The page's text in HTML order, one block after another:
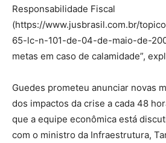
Responsabilidade Fiscal
(https://www.jusbrasil.com.br/
65-lc-n-101-de-04-de-maio-de-
metas em caso de calamidade”,
Guedes prometeu anunciar novas
dos impactos da crise a cada 48
que a equipe econômica está
com o ministro da Infraestrutura,